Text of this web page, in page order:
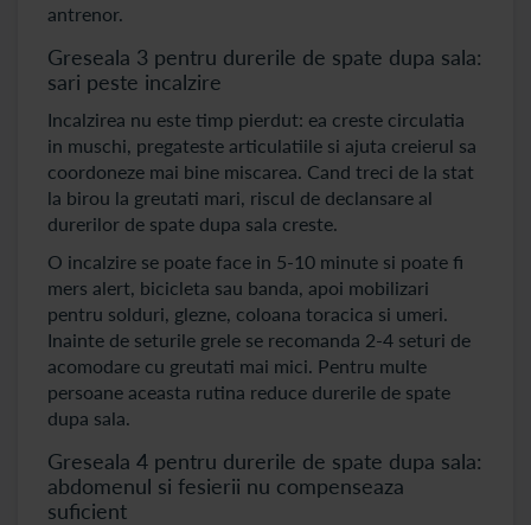
antrenor.
Greseala 3 pentru durerile de spate dupa sala:
sari peste incalzire
Incalzirea nu este timp pierdut: ea creste circulatia
in muschi, pregateste articulatiile si ajuta creierul sa
coordoneze mai bine miscarea. Cand treci de la stat
la birou la greutati mari, riscul de declansare al
durerilor de spate dupa sala creste.
O incalzire se poate face in 5-10 minute si poate fi
mers alert, bicicleta sau banda, apoi mobilizari
pentru solduri, glezne, coloana toracica si umeri.
Inainte de seturile grele se recomanda 2-4 seturi de
acomodare cu greutati mai mici. Pentru multe
persoane aceasta rutina reduce durerile de spate
dupa sala.
Greseala 4 pentru durerile de spate dupa sala:
abdomenul si fesierii nu compenseaza
suficient